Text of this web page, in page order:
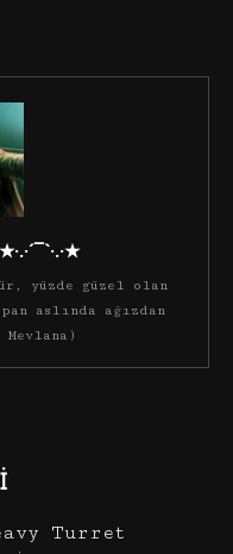
yüzde güzel olan
aslında ağızdan
Turret